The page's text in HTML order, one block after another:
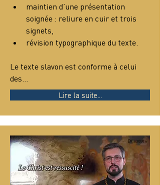
maintien d’une présentation
soignée : reliure en cuir et trois
signets,
révision typographique du texte.
Le texte slavon est conforme à celui
des…
Lire la suite...